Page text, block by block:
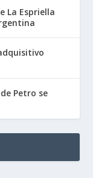
La Espriella
Petro se